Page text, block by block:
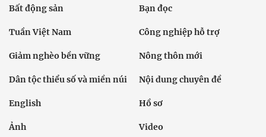
Bất động sản Bạn đọc
Tuần Việt Nam Công nghiệp hỗ trợ
Giảm nghèo bền vững Nông thôn mới
Dân tộc thiểu số và miền núi Nội dung chuyên đề
English Hồ sơ
Ảnh Video